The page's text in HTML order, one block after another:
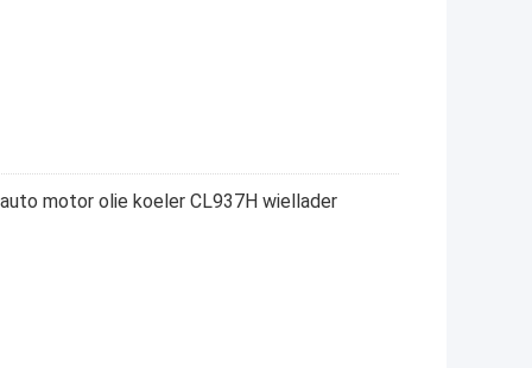
motor olie koeler CL937H wiellader